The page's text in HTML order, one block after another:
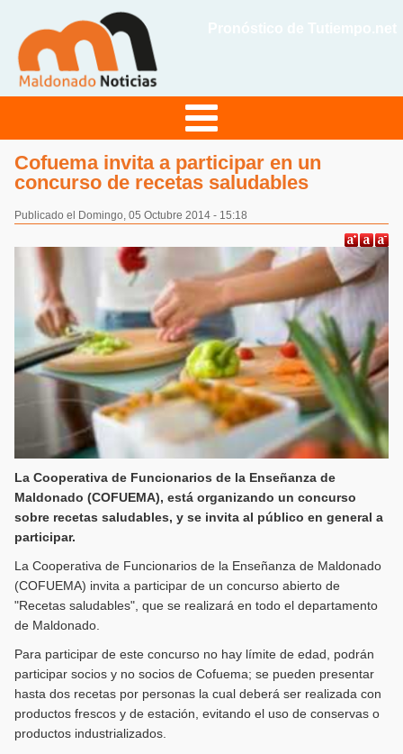
Cofuema invita a participar en un
concurso de recetas saludables
Publicado el Domingo, 05 Octubre 2014 - 15:18
La Cooperativa de Funcionarios de la Enseñanza de
Maldonado (COFUEMA), está organizando un concurso
sobre recetas saludables, y se invita al público en general a
participar.
La Cooperativa de Funcionarios de la Enseñanza de Maldonado
(COFUEMA) invita a participar de un concurso abierto de
"Recetas saludables", que se realizará en todo el departamento
de Maldonado.
Para participar de este concurso no hay límite de edad, podrán
participar socios y no socios de Cofuema; se pueden presentar
hasta dos recetas por personas la cual deberá ser realizada con
productos frescos y de estación, evitando el uso de conservas o
productos industrializados.